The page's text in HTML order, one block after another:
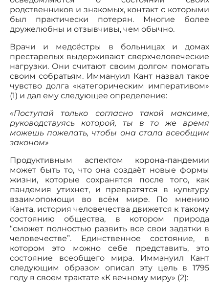
родственников и знакомых, контакт с которыми
был практически потерян. Многие более
дружелюбны и отзывчивы, чем обычно.
Врачи и медсёстры в больницах и домах
престарелых выдерживают сверхчеловеческие
нагрузки. Они считают своим долгом помогать
своим собратьям. Иммануил Кант назвал такое
чувство долга «категорическим императивом»
(1) и дал ему следующее определение:
«Поступай только согласно такой максиме,
руководствуясь которой, ты в то же время
можешь пожелать, чтобы она стала всеобщим
законом»
Продуктивным аспектом корона-пандемии
может быть то, что она создаёт новые формы
жизни, которые сохранятся после того, как
пандемия утихнет, и превратятся в культуру
взаимопомощи во всём мире. По мнению
Канта, история человечества движется к такому
состоянию общества, в котором природа
“сможет полностью развить все свои задатки в
человечестве”. Единственное состояние, в
котором это можно себе представить, это
состояние всеобщего мира. Иммануил Кант
следующим образом описал эту цель в 1795
году в своем трактате «К вечному миру» (2):